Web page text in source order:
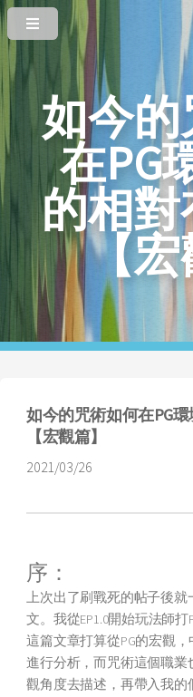
如今
在PG
的相對
【
如今的咒術如何在PG
【宏觀篇】
2021/03/26
序：
上次出了刷戰死的帖子後就
文。我從EP1.0開始玩法師
這篇文章打算從PG的宏觀
進行分析，而咒術這個職
觀角度去描述，再帶入我